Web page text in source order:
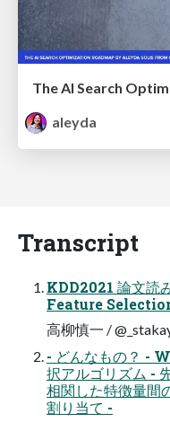
aleyda
Transcript
KDD2021 論文読
Feature
高柳慎一 /
- どんなもの？ -
択アルゴリズム -
相関した特徴量間
割り当て -